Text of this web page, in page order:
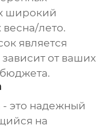
широкий
весна/лето.
является
от ваших
это надежный
на